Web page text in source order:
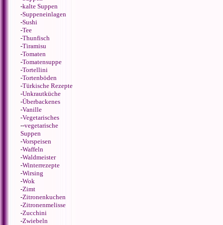
-kalte Suppen
-Suppeneinlagen
-Sushi
-Tee
-Thunfisch
-Tiramisu
-Tomaten
-Tomatensuppe
-Tortellini
-Tortenböden
-Türkische Rezepte
-Unkrautküche
-Überbackenes
-Vanille
-Vegetarisches
--vegetarische
Suppen
-Vorspeisen
-Waffeln
-Waldmeister
-Winterrezepte
-Wirsing
-Wok
-Zimt
-Zitronenkuchen
-Zitronenmelisse
-Zucchini
-Zwiebeln